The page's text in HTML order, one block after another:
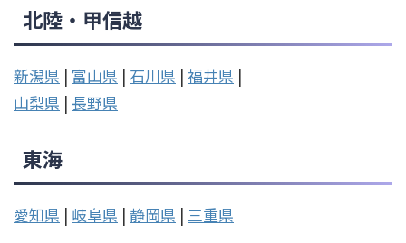
北陸・甲信越
新潟県 | 富山県 | 石川県 | 福井県 |
山梨県 | 長野県
東海
愛知県 | 岐阜県 | 静岡県 | 三重県